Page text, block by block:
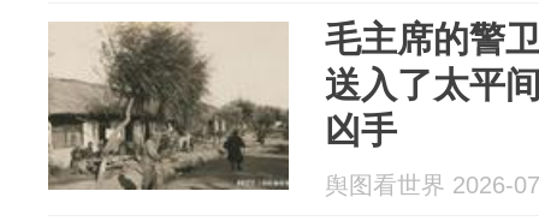
毛主席的警
送入了太平
凶手
舆图看世界 2026-